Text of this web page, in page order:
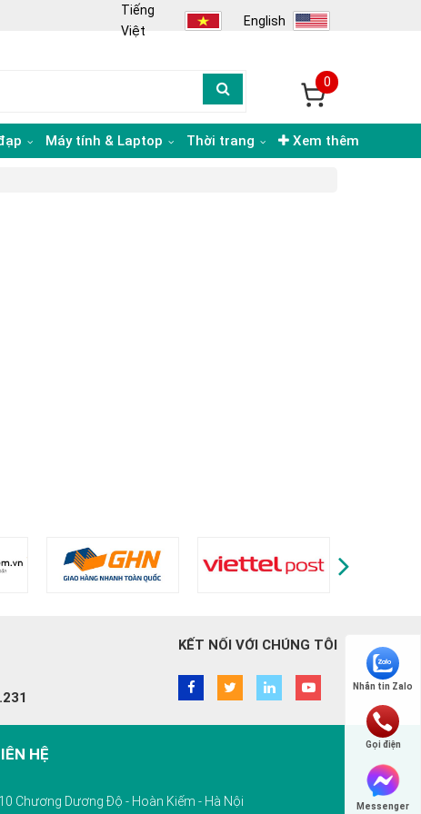
Tiếng
Việt
English
0
Máy tính & Laptop Thời trang Xem thêm
KẾT NỐI VỚI CHÚNG TÔI
HỆ
Chương Dương Độ - Hoàn Kiếm - Hà Nội
Nhắn tin Zalo
Gọi điện
Messenger